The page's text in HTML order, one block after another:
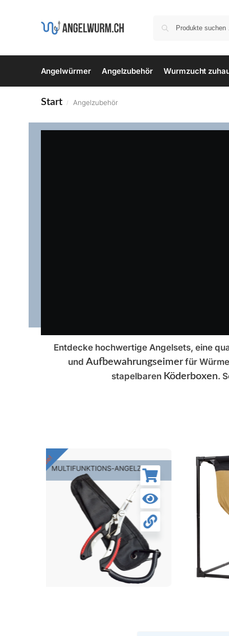
Angelwürmer Angelzubehör Wurmzucht
Start / Angelzubehör
ANGELZ
UBEHÖ
Entdecke hochwertige Angelsets, eine
undAufbewahrungseimerfür
stapelbaren Köderboxen.